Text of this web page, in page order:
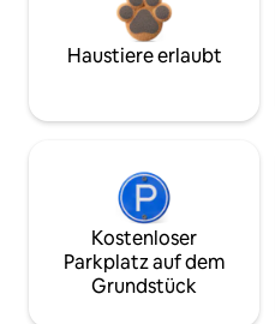
Haustiere erlaubt
Kostenloser
Parkplatz auf dem
Grundstück